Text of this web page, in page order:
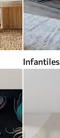
Infantiles